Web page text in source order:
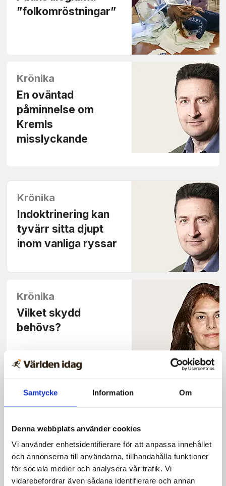
Samtycke Information Om
Denna webbplats använder cookies
Vi använder enhetsidentifierare för att anpassa innehållet
och annonserna till användarna, tillhandahålla funktioner
för sociala medier och analysera vår trafik. Vi
vidarebefordrar även sådana identifierare och annan
”folkomröstningar”
Krönika
En oväntad
påminnelse om
Kremls
misslyckande
Krönika
Indoktrinering kan
tyvärr sitta djupt
inom vanliga ryssar
Krönika
Vilket skydd
behövs?
Opinion
Historiens
tillbakablick
förklarar Putins
framtid